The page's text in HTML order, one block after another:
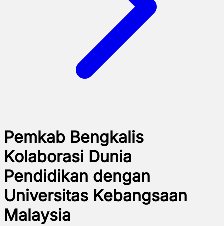
Pemkab Bengkalis
Kolaborasi Dunia
Pendidikan dengan
Universitas Kebangsaan
Malaysia